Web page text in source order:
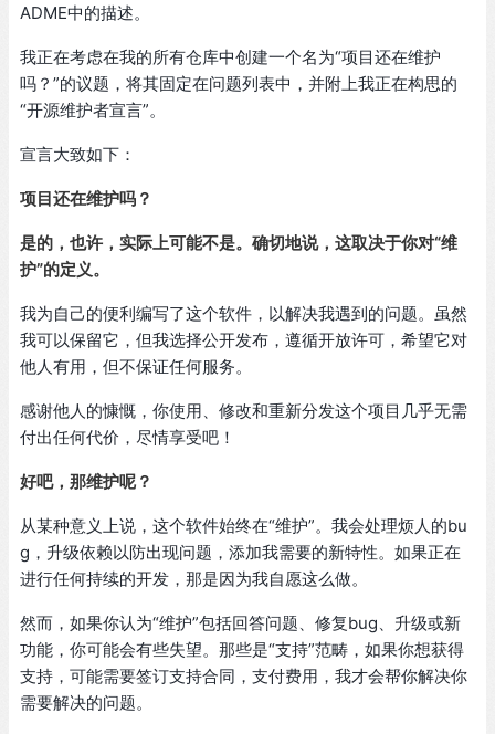
ADME中的描述。
我正在考虑在我的所有仓库中创建一个名为“项目还在维护
吗？”的议题，将其固定在问题列表中，并附上我正在构思的
“开源维护者宣言”。
宣言大致如下：
项目还在维护吗？
是的，也许，实际上可能不是。确切地说，这取决于你对“维
护”的定义。
我为自己的便利编写了这个软件，以解决我遇到的问题。虽然
我可以保留它，但我选择公开发布，遵循开放许可，希望它对
他人有用，但不保证任何服务。
感谢他人的慷慨，你使用、修改和重新分发这个项目几乎无需
付出任何代价，尽情享受吧！
好吧，那维护呢？
从某种意义上说，这个软件始终在“维护”。我会处理烦人的bu
g，升级依赖以防出现问题，添加我需要的新特性。如果正在
进行任何持续的开发，那是因为我自愿这么做。
然而，如果你认为“维护”包括回答问题、修复bug、升级或新
功能，你可能会有些失望。那些是“支持”范畴，如果你想获得
支持，可能需要签订支持合同，支付费用，我才会帮你解决你
需要解决的问题。